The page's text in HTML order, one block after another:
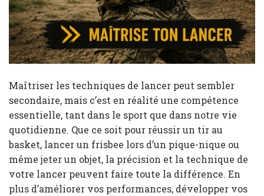
Maîtriser les techniques de lancer peut sembler
secondaire, mais c’est en réalité une compétence
essentielle, tant dans le sport que dans notre vie
quotidienne. Que ce soit pour réussir un tir au
basket, lancer un frisbee lors d’un pique-nique ou
même jeter un objet, la précision et la technique de
votre lancer peuvent faire toute la différence. En
plus d’améliorer vos performances, développer vos